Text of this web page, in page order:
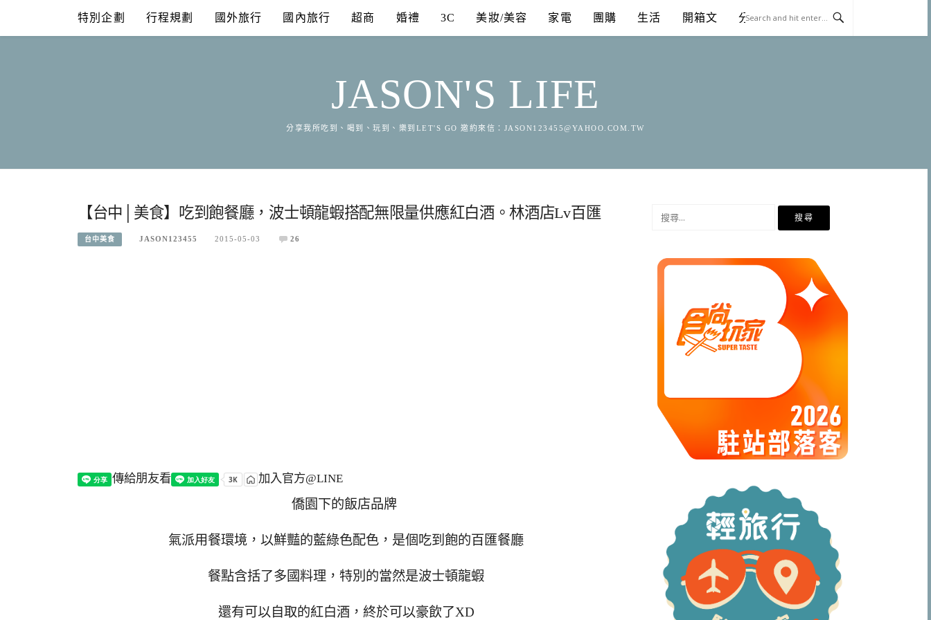
content
特別企劃 行程規劃 國外旅行 國內旅行 超商 婚禮 3C 美妝/美容 家電 團購 生活 開箱文 分享
JASON'S LIFE
分享我所吃到、喝到、玩到、樂到LET'S GO 邀約來信： JASON123455@YAHOO.COM.TW
【台中│美食】吃到飽餐廳，波士頓龍蝦搭配無限量供應紅白酒。林酒店Lv百匯
台中美食 JASON123455 2015-05-03 26
傳給朋友看 加入官方@LINE
僑園下的飯店品牌
氣派用餐環境，以鮮豔的藍綠色配色，是個吃到飽的百匯餐廳
餐點含括了多國料理，特別的當然是波士頓龍蝦
還有可以自取的紅白酒，終於可以豪飲了XD
鍵